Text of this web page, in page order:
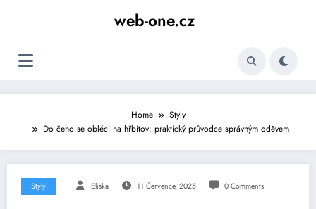
web-one.cz
Home
Styly
Do čeho se obléci na hřbitov: praktický průvodce správným oděvem
Styly Eliška 11 Července, 2025 0 Comments